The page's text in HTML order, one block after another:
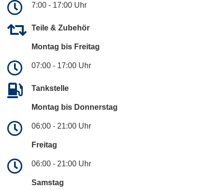
7:00 - 17:00 Uhr
Teile & Zubehör
Montag bis Freitag
07:00 - 17:00 Uhr
Tankstelle
Montag bis Donnerstag
06:00 - 21:00 Uhr
Freitag
06:00 - 21:00 Uhr
Samstag